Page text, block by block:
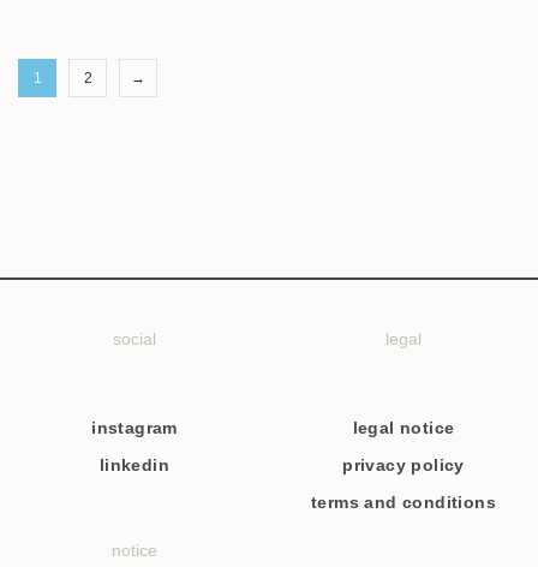
1 2 →
social
instagram
linkedin
legal
legal notice
privacy policy
terms and conditions
notice